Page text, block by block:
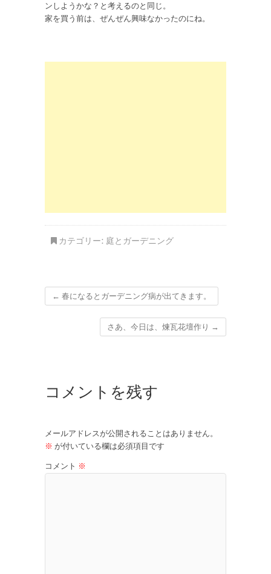
ンしようかな？と考えるのと同じ。
家を買う前は、ぜんぜん興味なかったのにね。
カテゴリー: 庭とガーデニング
← 春になるとガーデニング病が出てきます。
さあ、今日は、煉瓦花壇作り →
コメントを残す
メールアドレスが公開されることはありません。
※ が付いている欄は必須項目です
コメント ※